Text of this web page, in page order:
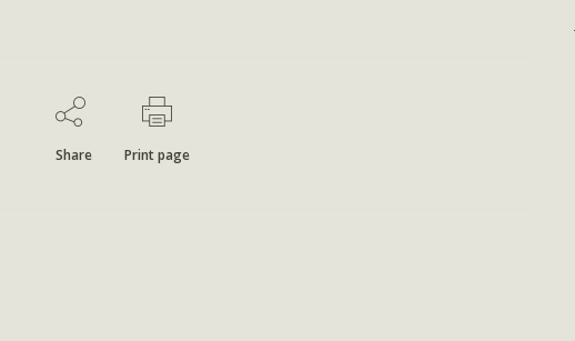
Share Print page